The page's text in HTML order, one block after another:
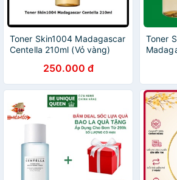
Toner Skin1004 Madagascar
Centella 210ml (Vỏ vàng)
250.000 đ
Toner